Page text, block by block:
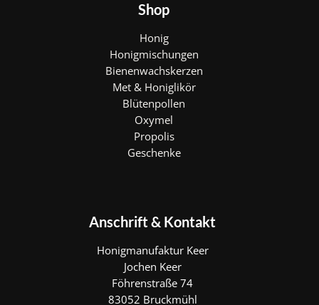
Shop
Honig
Honigmischungen
Bienenwachskerzen
Met & Honiglikör
Blütenpollen
Oxymel
Propolis
Geschenke
Anschrift & Kontakt
Honigmanufaktur Keer
Jochen Keer
Föhrenstraße 74
83052 Bruckmühl